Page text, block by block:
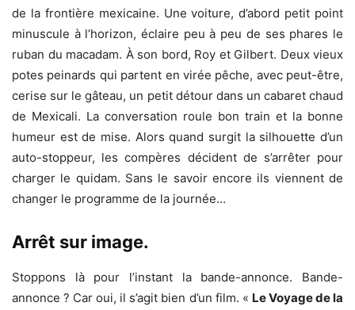
de la frontière mexicaine. Une voiture, d’abord petit point
minuscule à l’horizon, éclaire peu à peu de ses phares le
ruban du macadam. À son bord, Roy et Gilbert. Deux vieux
potes peinards qui partent en virée pêche, avec peut-être,
cerise sur le gâteau, un petit détour dans un cabaret chaud
de Mexicali. La conversation roule bon train et la bonne
humeur est de mise. Alors quand surgit la silhouette d’un
auto-stoppeur, les compères décident de s’arrêter pour
charger le quidam. Sans le savoir encore ils viennent de
changer le programme de la journée…
Arrêt sur image.
Stoppons là pour l’instant la bande-annonce. Bande-
annonce ? Car oui, il s’agit bien d’un film. « Le Voyage de la